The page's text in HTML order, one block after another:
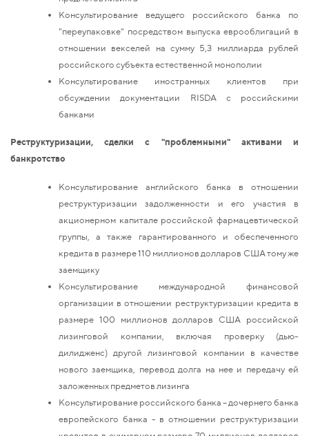
Консультирование ведущего российского банка по
"переупаковке" посредством выпуска еврооблигаций в
отношении векселей на сумму 5,3 миллиарда рублей
российского субъекта естественной монополии
Консультирование иностранных клиентов при
обсуждении документации RISDA с российскими
банками
Реструктуризации, сделки с "проблемными" активами и
банкротство
Консультирование английского банка в отношении
реструктуризации задолженности и его участия в
акционерном капитале российской фармацевтической
группы, а также гарантированного и обеспеченного
кредита в размере 110 миллионов долларов США тому же
заемщику
Консультирование международной финансовой
организации в отношении реструктуризации кредита в
размере 100 миллионов долларов США российской
лизинговой компании, включая проверку (дью-
дилидженс) другой лизинговой компании в качестве
нового заемщика, перевод долга на нее и передачу ей
заложенных предметов лизинга
Консультирование российского банка – дочернего банка
европейского банка - в отношении реструктуризации